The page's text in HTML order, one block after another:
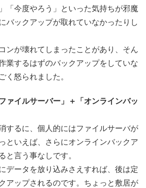
「今度やろう」といった気持ちが邪魔
バックアップが取れていなかったりし
ンが壊れてしまったことがあり、そん
業するはずのバックアップをしていな
怒られました。
ァイルサーバー」＋「オンラインバッ
するに、個人的にはファイルサーバが
といえば、さらにオンラインバックア
と言う事なしです。
データを放り込みさえすれば、後は定
アップされるのです。ちょっと敷居が